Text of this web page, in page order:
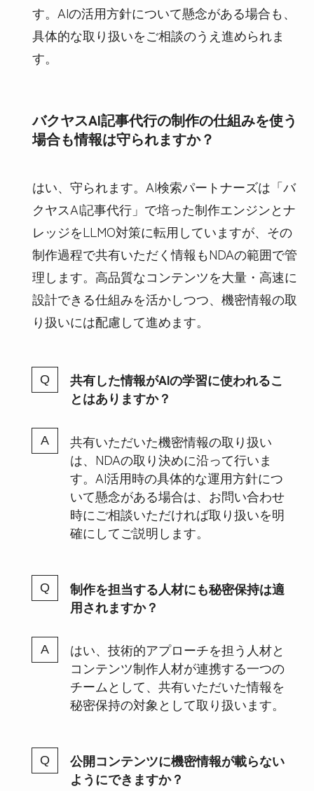
す。AIの活用方針について懸念がある場合も、
具体的な取り扱いをご相談のうえ進められま
す。
バクヤスAI記事代行の制作の仕組みを使う
場合も情報は守られますか？
はい、守られます。AI検索パートナーズは「バ
クヤスAI記事代行」で培った制作エンジンとナ
レッジをLLMO対策に転用していますが、その
制作過程で共有いただく情報もNDAの範囲で管
理します。高品質なコンテンツを大量・高速に
設計できる仕組みを活かしつつ、機密情報の取
り扱いには配慮して進めます。
共有した情報がAIの学習に使われるこ
とはありますか？
共有いただいた機密情報の取り扱い
は、NDAの取り決めに沿って行いま
す。AI活用時の具体的な運用方針につ
いて懸念がある場合は、お問い合わせ
時にご相談いただければ取り扱いを明
確にしてご説明します。
制作を担当する人材にも秘密保持は適
用されますか？
はい、技術的アプローチを担う人材と
コンテンツ制作人材が連携する一つの
チームとして、共有いただいた情報を
秘密保持の対象として取り扱います。
公開コンテンツに機密情報が載らない
ようにできますか？